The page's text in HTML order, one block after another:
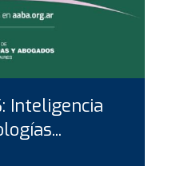
Inteligencia